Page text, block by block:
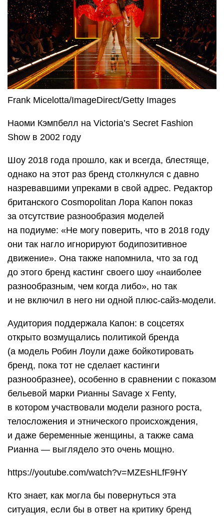
Frank Micelotta/ImageDirect/Getty Images
Наоми Кэмпбелл на Victoria’s Secret Fashion
Show в 2002 году
Шоу 2018 года прошло, как и всегда, блестяще,
однако на этот раз бренд столкнулся с давно
назревавшими упреками в свой адрес. Редактор
британского Cosmopolitan Лора Капон показ
за отсутствие разнообразия моделей
на подиуме: «Не могу поверить, что в 2018 году
они так нагло игнорируют бодипозитивное
движение». Она также напомнила, что за год
до этого бренд кастинг своего шоу «наиболее
разнообразным, чем когда либо», но так
и не включил в него ни одной плюс-сайз-модели.
Аудитория поддержала Капон: в соцсетях
открыто возмущались политикой бренда
(а модель Робин Лоули даже бойкотировать
бренд, пока тот не сделает кастинги
разнообразнее), особенно в сравнении с показом
бельевой марки Рианны Savage x Fenty,
в котором участвовали модели разного роста,
телосложения и этнического происхождения,
и даже беременные женщины, а также сама
Рианна — выглядело это очень мощно.
https://youtube.com/watch?v=MZEsHLfF9HY
Кто знает, как могла бы повернуться эта
ситуация, если бы в ответ на критику бренд